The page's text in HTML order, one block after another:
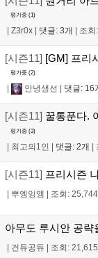
평가중 (1)
Z3r0x 댓글: 3개 조회
[시즌11] [GM] 프리
평가중 (2)
안녕생선 댓글: 16
[시즌11] 꿀통푼다.
평가중 (3)
| 최고의1인 | 댓글: 2개 |
[시즌11] 프리시즌
| 뿌엥잉앵 | 조회: 25,744
아무도 루시안 공
| 건듀공듀 | 조회: 21,615